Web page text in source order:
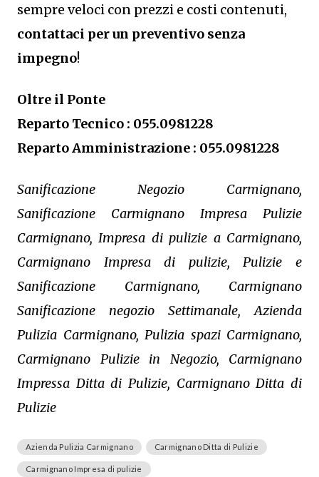
sempre veloci con prezzi e costi contenuti,
contattaci per un preventivo senza
impegno!
Oltre il Ponte
Reparto Tecnico : 055.0981228
Reparto Amministrazione : 055.0981228
Sanificazione Negozio Carmignano,
Sanificazione Carmignano Impresa Pulizie
Carmignano, Impresa di pulizie a Carmignano,
Carmignano Impresa di pulizie, Pulizie e
Sanificazione Carmignano, Carmignano
Sanificazione negozio Settimanale, Azienda
Pulizia Carmignano, Pulizia spazi Carmignano,
Carmignano Pulizie in Negozio, Carmignano
Impressa Ditta di Pulizie, Carmignano Ditta di
Pulizie
Azienda Pulizia Carmignano Carmignano Ditta di Pulizie
Carmignano Impresa di pulizie